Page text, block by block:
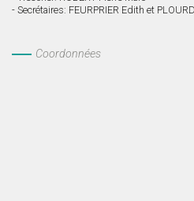
- Secrétaires: FEURPRIER Edith et
Coordonnées